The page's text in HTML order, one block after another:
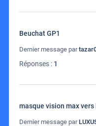
Beuchat GP1
Dernier message par
Réponses : 1
masque vision max vers
Dernier message par